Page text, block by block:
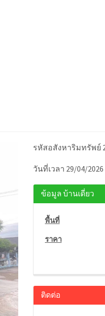
รหัสอสังหาริมทรัพย์
วันที่เวลา 29/04/2026
ข้อมูล บ้านเดี่ยว
พื้นที่
ราคา
ติดต่อ